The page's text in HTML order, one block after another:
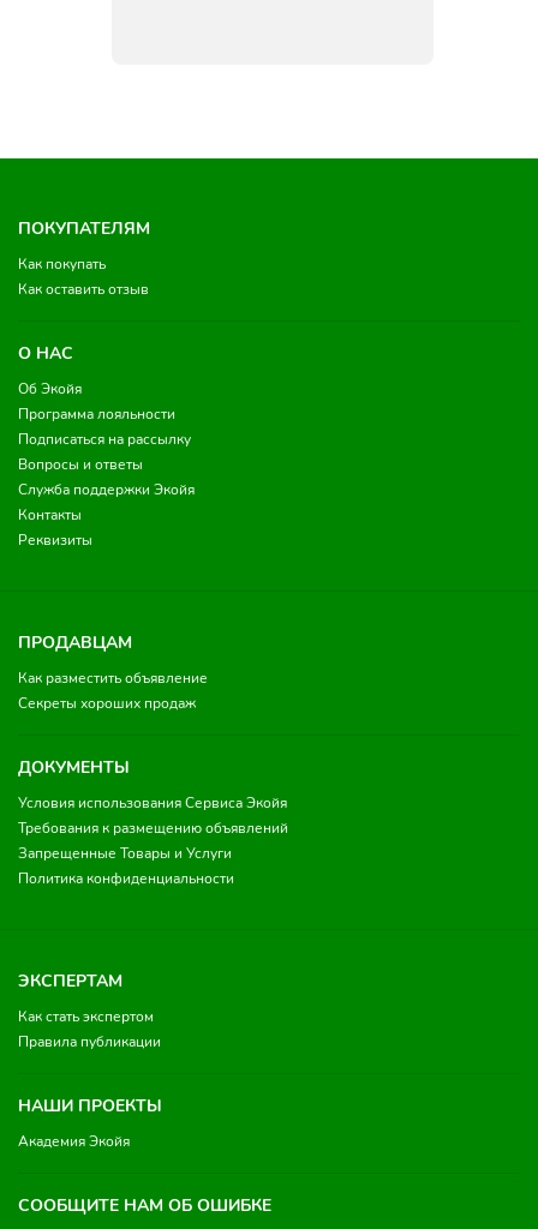
ПОКУПАТЕЛЯМ
Как покупать
Как оставить отзыв
О НАС
Об Экойя
Программа лояльности
Подписаться на рассылку
Вопросы и ответы
Служба поддержки Экойя
Контакты
Реквизиты
ПРОДАВЦАМ
Как разместить объявление
Секреты хороших продаж
ДОКУМЕНТЫ
Условия использования Сервиса Экойя
Требования к размещению объявлений
Запрещенные Товары и Услуги
Политика конфиденциальности
ЭКСПЕРТАМ
Как стать экспертом
Правила публикации
НАШИ ПРОЕКТЫ
Академия Экойя
СООБЩИТЕ НАМ ОБ ОШИБКЕ